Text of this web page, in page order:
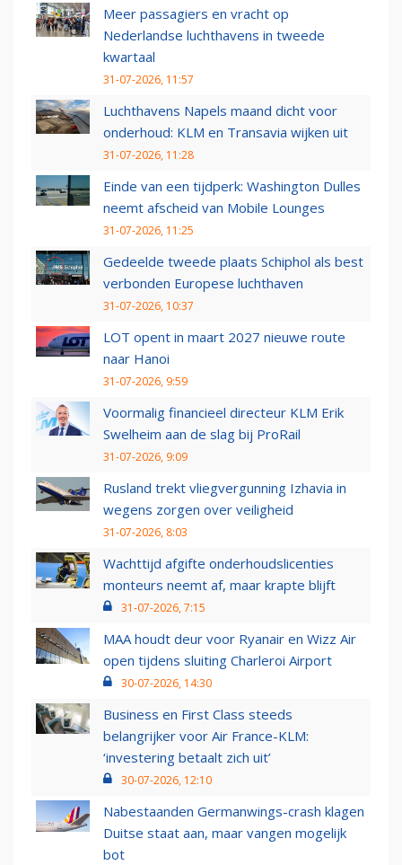
Meer passagiers en vracht op
Nederlandse luchthavens in tweede
kwartaal
31-07-2026, 11:57
Luchthavens Napels maand dicht voor
onderhoud: KLM en Transavia wijken uit
31-07-2026, 11:28
Einde van een tijdperk: Washington Dulles
neemt afscheid van Mobile Lounges
31-07-2026, 11:25
Gedeelde tweede plaats Schiphol als best
verbonden Europese luchthaven
31-07-2026, 10:37
LOT opent in maart 2027 nieuwe route
naar Hanoi
31-07-2026, 9:59
Voormalig financieel directeur KLM Erik
Swelheim aan de slag bij ProRail
31-07-2026, 9:09
Rusland trekt vliegvergunning Izhavia in
wegens zorgen over veiligheid
31-07-2026, 8:03
Wachttijd afgifte onderhoudslicenties
monteurs neemt af, maar krapte blijft
31-07-2026, 7:15
MAA houdt deur voor Ryanair en Wizz Air
open tijdens sluiting Charleroi Airport
30-07-2026, 14:30
Business en First Class steeds
belangrijker voor Air France-KLM:
‘investering betaalt zich uit’
30-07-2026, 12:10
Nabestaanden Germanwings-crash klagen
Duitse staat aan, maar vangen mogelijk
bot